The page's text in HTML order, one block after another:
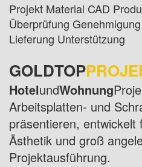
Projekt Material CAD
Überprüfung
Lieferung Unterstützung
GOLDTOP
HotelundWohnung
Arbeitsplatten- und
präsentieren, entwickelt
Ästhetik und groß
Projektausführung.